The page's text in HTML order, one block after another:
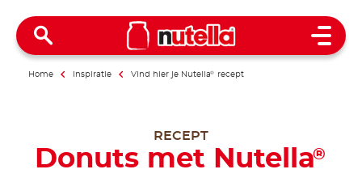
Open
Home Inspiratie Vind hier je Nutella® recept
RECEPT
Donuts met Nutella®